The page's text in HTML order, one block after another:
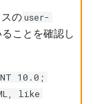
の user-
ことを確認し
10.0;
like